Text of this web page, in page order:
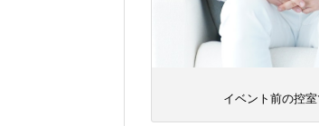
イベント前の控